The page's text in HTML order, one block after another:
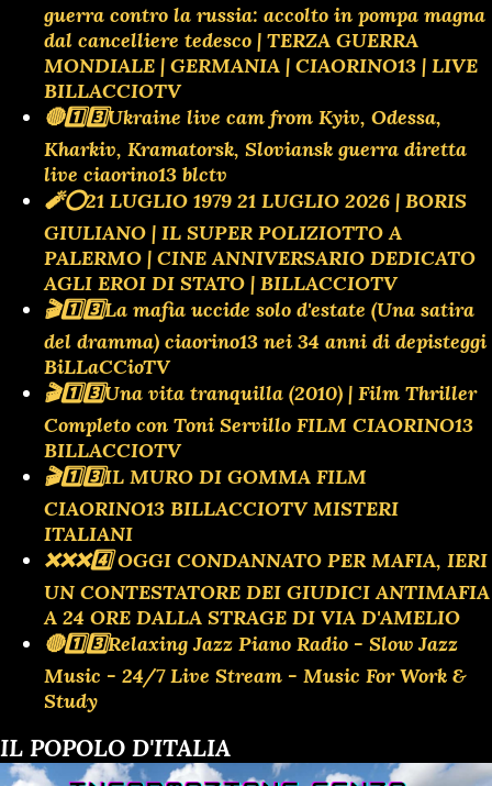
guerra contro la russia: accolto in pompa magna
dal cancelliere tedesco | TERZA GUERRA
MONDIALE | GERMANIA | CIAORINO13 | LIVE
BILLACCIOTV
🔴1️⃣3️⃣Ukraine live cam from Kyiv, Odessa,
Kharkiv, Kramatorsk, Sloviansk guerra diretta
live ciaorino13 blctv
🧨⭕️21 LUGLIO 1979 21 LUGLIO 2026 | BORIS
GIULIANO | IL SUPER POLIZIOTTO A
PALERMO | CINE ANNIVERSARIO DEDICATO
AGLI EROI DI STATO | BILLACCIOTV
🎬1️⃣3️⃣La mafia uccide solo d'estate (Una satira
del dramma) ciaorino13 nei 34 anni di depisteggi
BiLLaCCioTV
🎬1️⃣3️⃣Una vita tranquilla (2010) | Film Thriller
Completo con Toni Servillo FILM CIAORINO13
BILLACCIOTV
🎬1️⃣3️⃣IL MURO DI GOMMA FILM
CIAORINO13 BILLACCIOTV MISTERI
ITALIANI
❌️❌️❌️4️⃣ OGGI CONDANNATO PER MAFIA, IERI
UN CONTESTATORE DEI GIUDICI ANTIMAFIA
A 24 ORE DALLA STRAGE DI VIA D'AMELIO
🔴1️⃣3️⃣Relaxing Jazz Piano Radio - Slow Jazz
Music - 24/7 Live Stream - Music For Work &
Study
IL POPOLO D'ITALIA